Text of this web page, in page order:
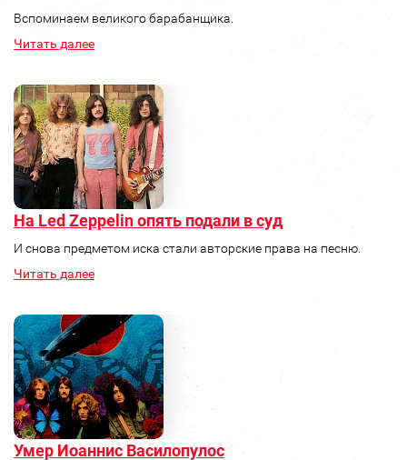
Вспоминаем великого барабанщика.
Читать далее
На Led Zeppelin опять подали в суд
И снова предметом иска стали авторские права на песню.
Читать далее
Умер Иоаннис Василопулос